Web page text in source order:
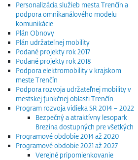
Personalizácia služieb mesta Trenčín a
podpora omnikanálového modelu
komunikácie
Plán Obnovy
Plán udržateľnej mobility
Podané projekty rok 2017
Podané projekty rok 2018
Podpora elektromobility v krajskom
meste Trenčín
Podpora rozvoja udržateľnej mobility v
mestskej funkčnej oblasti Trenčín
Program rozvoja vidieka SR 2014 – 2022
Bezpečný a atraktívny lesopark
Brezina dostupných pre všetkých
Programové obdobie 2014 až 2020
Programové obdobie 2021 až 2027
Verejné pripomienkovanie